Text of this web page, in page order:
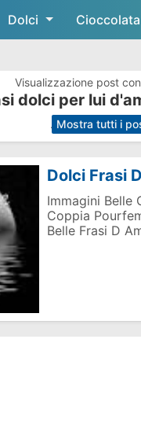
Dolci Cioccolata
Visualizzazione post
dolci per lui
. Mostra tutti i
Dolci Frasi
Immagini Belle
Coppia
Belle Frasi D